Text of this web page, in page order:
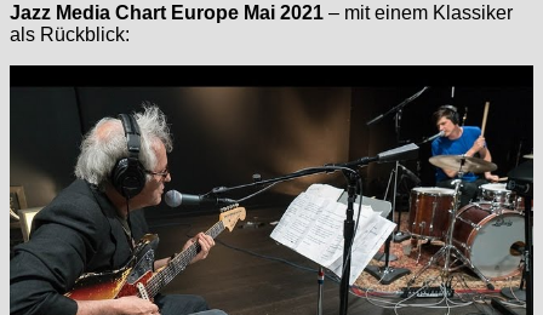
Jazz Media Chart Europe Mai 2021 – mit einem Klassiker
als Rückblick: